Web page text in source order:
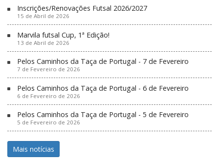
Inscrições/Renovações Futsal 2026/2027
15 de Abril de 2026
Marvila futsal Cup, 1ª Edição!
13 de Abril de 2026
Pelos Caminhos da Taça de Portugal - 7 de Fevereiro
7 de Fevereiro de 2026
Pelos Caminhos da Taça de Portugal - 6 de Fevereiro
6 de Fevereiro de 2026
Pelos Caminhos da Taça de Portugal - 5 de Fevereiro
5 de Fevereiro de 2026
Mais notícias